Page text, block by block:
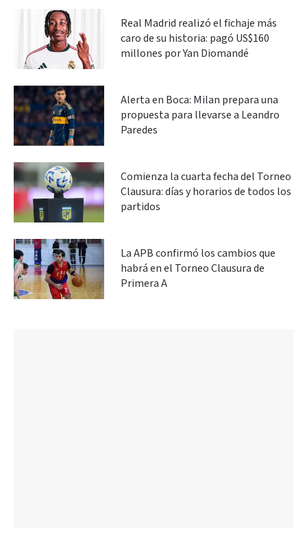
Real Madrid realizó el fichaje más
caro de su historia: pagó US$160
millones por Yan Diomandé
Alerta en Boca: Milan prepara una
propuesta para llevarse a Leandro
Paredes
Comienza la cuarta fecha del Torneo
Clausura: días y horarios de todos los
partidos
La APB confirmó los cambios que
habrá en el Torneo Clausura de
Primera A